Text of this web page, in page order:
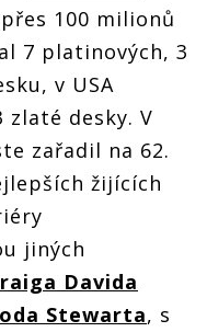
100 milionů
7 platinových, 3
v USA
zlaté desky. V
zařadil na 62.
žijících
jiných
Davida
Stewarta, s